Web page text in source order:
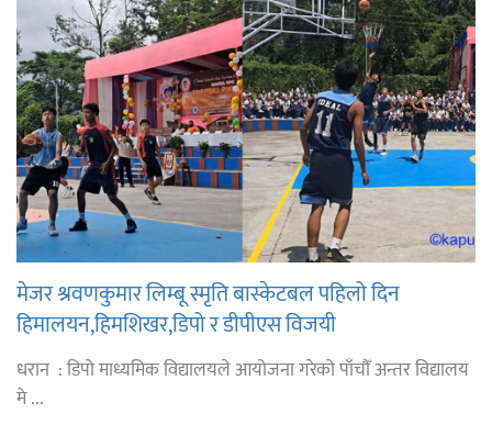
मेजर श्रवणकुमार लिम्बू स्मृति बास्केटबल पहिलो दिन
हिमालयन,हिमशिखर,डिपो र डीपीएस विजयी
धरान : डिपो माध्यमिक विद्यालयले आयोजना गरेको पाँचौँ अन्तर विद्यालय
मे ...